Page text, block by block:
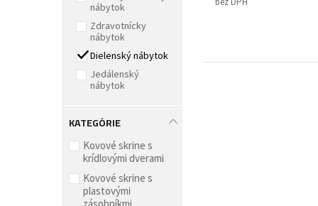
nábytok
Zdravotnícky
nábytok
Dielenský nábytok
Jedálenský
nábytok
KATEGÓRIE
Kovové skrine s
krídlovými dverami
Kovové skrine s
plastovými